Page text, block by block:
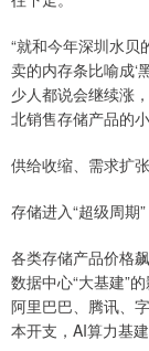
“就和今年深圳水贝
卖的内存条比喻成‘
少人都说会继续涨
北销售存储产品的
供给收缩、需求扩张
存储进入“超级周期”
各类存储产品价格
数据中心“大基建”
阿里巴巴、腾讯、
本开支，AI算力基